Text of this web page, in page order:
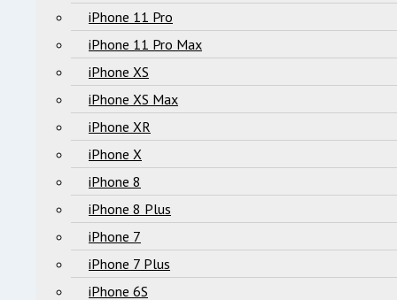
iPhone 11 Pro
iPhone 11 Pro Max
iPhone XS
iPhone XS Max
iPhone XR
iPhone X
iPhone 8
iPhone 8 Plus
iPhone 7
iPhone 7 Plus
iPhone 6S